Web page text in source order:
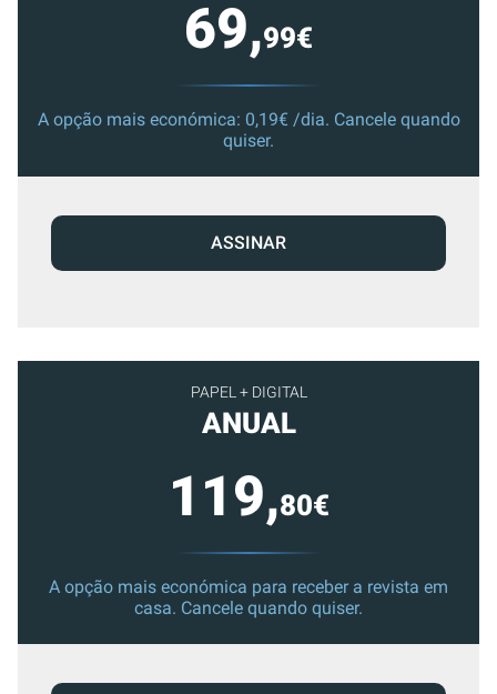
PAPEL + DIGITAL
ANUAL
119,80€
A opção mais económica para receber a revista em
casa. Cancele quando quiser.
69,99€
A opção mais económica: 0,19€ /dia. Cancele quando
quiser.
ASSINAR